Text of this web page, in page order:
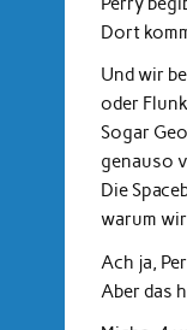
Dort
Und wir
oder
Sogar
genauso
Die
warum
Ach ja,
Aber das